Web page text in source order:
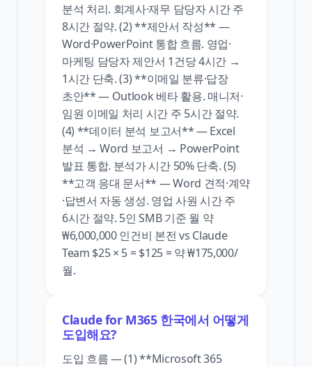
분석 처리. 회계사·재무 담당자 시간 주
8시간 절약. (2) **제안서 작성** —
Word·PowerPoint 통합 흐름. 영업·
마케팅 담당자 제안서 1건당 4시간 →
1시간 단축. (3) **이메일 분류·답장
초안** — Outlook 베타 활용. 매니저·
임원 이메일 처리 시간 주 5시간 절약.
(4) **데이터 분석 보고서** — Excel
분석 → Word 보고서 → PowerPoint
발표 통합. 분석가 시간 50% 단축. (5)
**고객 응대 문서** — Word 견적·계약
·답변서 자동 생성. 영업 사원 시간 주
6시간 절약. 5인 SMB 기준 월 약
₩6,000,000 인건비 본전 vs Claude
Team $25 × 5 = $125 = 약 ₩175,000/
월.
Claude for M365 한국에서 어떻게
도입해요?
도입 흐름 — (1) **Microsoft 365